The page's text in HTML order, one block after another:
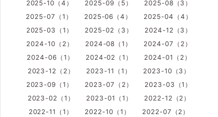
2025-10（4）
2025-09（5）
2025-08（3）
2025-07（1）
2025-06（4）
2025-04（4）
2025-03（1）
2025-02（3）
2024-12（3）
2024-10（2）
2024-08（1）
2024-07（2）
2024-06（1）
2024-02（1）
2024-01（2）
2023-12（2）
2023-11（1）
2023-10（3）
2023-09（1）
2023-07（2）
2023-03（1）
2023-02（1）
2023-01（1）
2022-12（2）
2022-11（1）
2022-10（1）
2022-07（2）